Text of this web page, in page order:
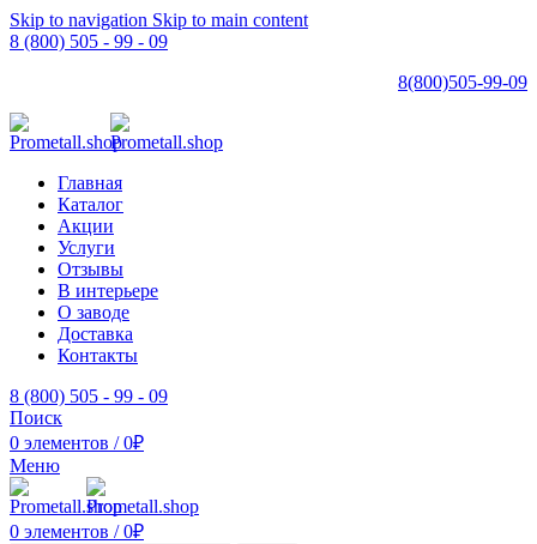
Skip to navigation Skip to main content
8 (800) 505 - 99 - 09
8(800)505-99-09
Главная
Каталог
Акции
Услуги
Отзывы
В интерьере
О заводе
Доставка
Контакты
8 (800) 505 - 99 - 09
Поиск
0 элементов / 0₽
Меню
0 элементов / 0₽